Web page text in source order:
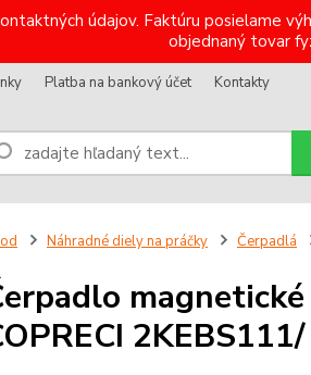
údajov. Faktúru posielame
objednaný tovar
Platba na bankový účet Kontakty
Náhradné diely na práčky Čerpadlá
2KEBS111/